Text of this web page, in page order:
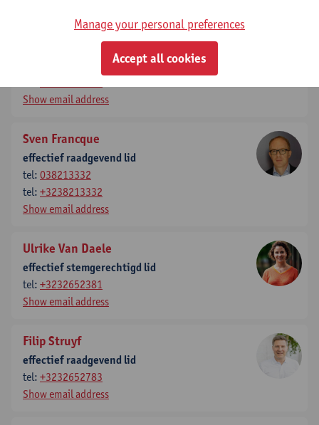
Nathalie Roussel
effectief stemgerechtigd lid
Show email address
Sven Francque
effectief raadgevend lid
tel: 038213332
tel: +3238213332
Show email address
Ulrike Van Daele
effectief stemgerechtigd lid
tel: +3232652381
Show email address
Filip Struyf
effectief raadgevend lid
tel: +3232652783
Show email address
Manage your personal preferences
Accept all cookies